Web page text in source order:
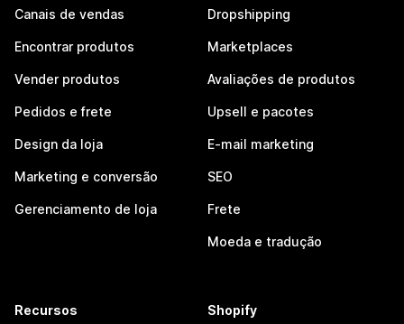
Canais de vendas
Encontrar produtos
Vender produtos
Pedidos e frete
Design da loja
Marketing e conversão
Gerenciamento de loja
Dropshipping
Marketplaces
Avaliações de produtos
Upsell e pacotes
E-mail marketing
SEO
Frete
Moeda e tradução
Recursos Shopify